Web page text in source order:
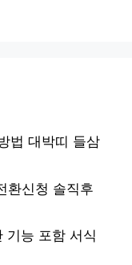
법 대박띠 들삼
환신청 솔직후
기능 포함 서식